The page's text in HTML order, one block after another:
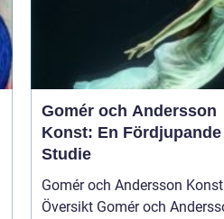
Gomér och Andersson
Konst: En Fördjupande
Studie
Gomér och Andersson
Översikt Gomér och Andersson